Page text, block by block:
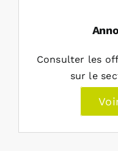
Consulter les
sur le